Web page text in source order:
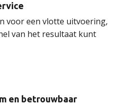
voor een vlotte uitvoering,
van het resultaat kunt
en betrouwbaar